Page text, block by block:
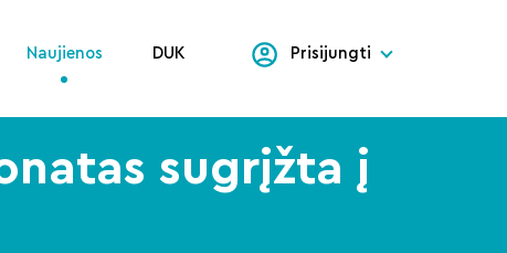
Naujienos DUK Prisijungti
sugrįžta į